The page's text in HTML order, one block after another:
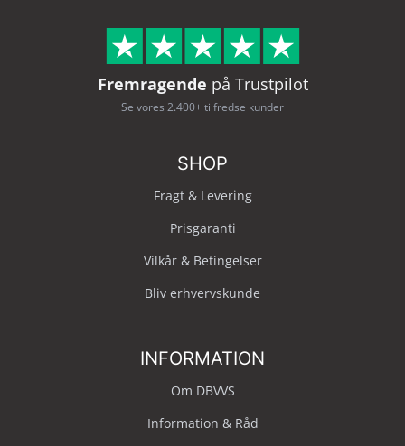
Fremragende på Trustpilot
Se vores 2.400+ tilfredse kunder
SHOP
Fragt & Levering
Prisgaranti
Vilkår & Betingelser
Bliv erhvervskunde
INFORMATION
Om DBVVS
Information & Råd